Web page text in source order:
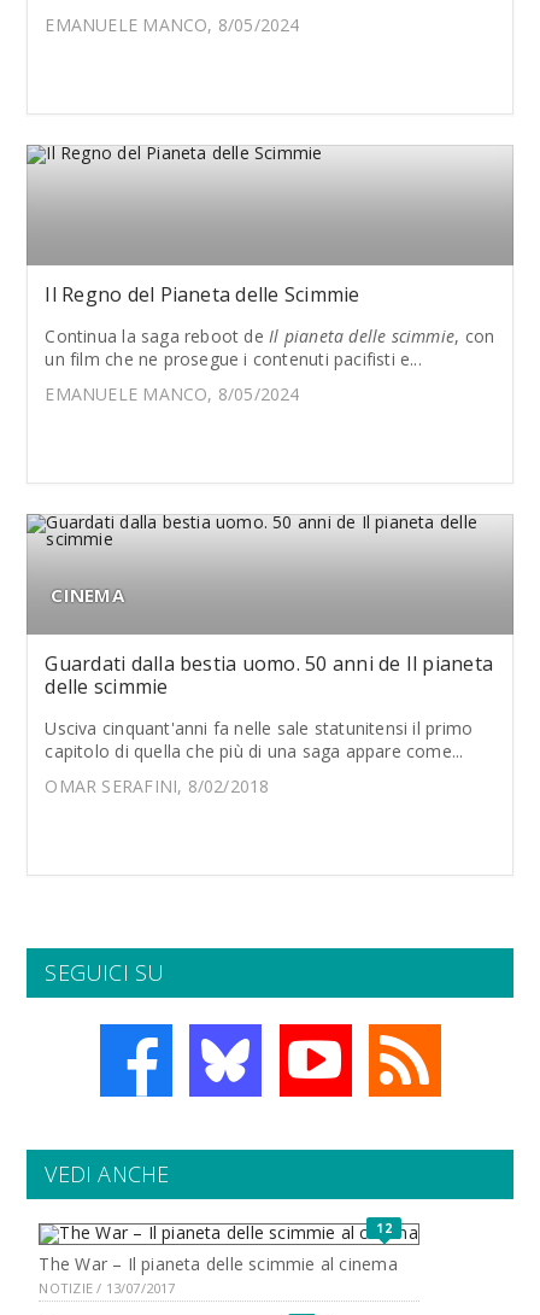
EMANUELE MANCO, 8/05/2024
Il Regno del Pianeta delle Scimmie
Continua la saga reboot deIl pianeta delle scimmie, con
un film che ne prosegue i contenuti pacifisti e...
EMANUELE MANCO, 8/05/2024
CINEMA
Guardati dalla bestia uomo. 50 anni de Il pianeta
delle scimmie
Usciva cinquant'anni fa nelle sale statunitensi il primo
capitolo di quella che più di una saga appare come...
OMAR SERAFINI, 8/02/2018
SEGUICI SU
VEDI ANCHE
12
The War – Il pianeta delle scimmie al cinema
NOTIZIE / 13/07/2017